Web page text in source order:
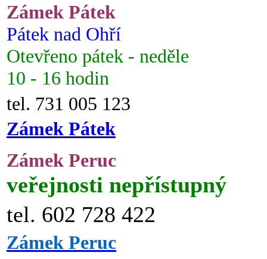
Zámek Pátek
Pátek nad Ohří
Otevřeno pátek - neděle
10 - 16 hodin
tel. 731 005 123
Zámek Pátek
Zámek Peruc
veřejnosti nepřístupný
tel. 602 728 422
Zámek Peruc